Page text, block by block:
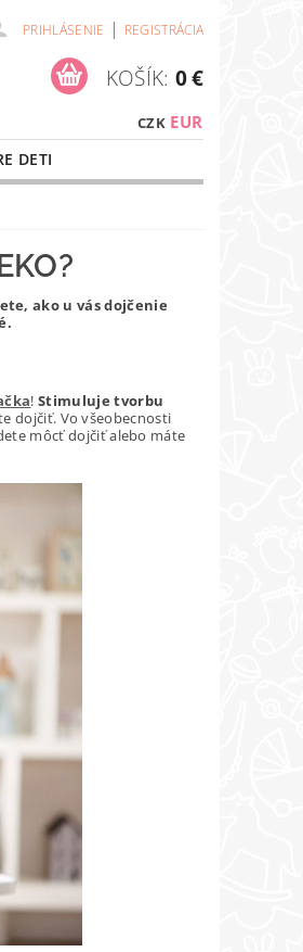
PRIHLÁSENIE | REGISTRÁCIA
CZK EUR
KOŠÍK: 0 €
DETI
ako u vás dojčenie
!Stimuluje tvorbu
dojčiť. Vo všeobecnosti
môcť dojčiť alebo máte